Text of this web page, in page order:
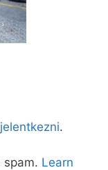
.
spam. Learn